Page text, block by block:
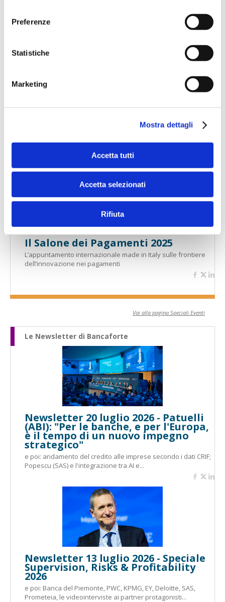
Preferenze
Statistiche
Marketing
Mostra dettagli
Accetta tutti
Accetta selezionati
Rifiuta
Banche per l'inclusione
Il Salone dei Pagamenti 2025
L’appuntamento internazionale made in Italy sulle frontiere
dell’innovazione nei pagamenti
Vai alla pagina Speciali Eventi
Le Newsletter di Bancaforte
Newsletter 20 luglio 2026 - Patuelli
(ABI): "Per le banche, e per l'Europa,
è il tempo di un nuovo impegno
strategico"
e poi: andamento del credito alle imprese secondo i dati CRIF;
Popescu (SAS) e l'integrazione tra AI e...
Newsletter 13 luglio 2026 - Speciale
Supervision, Risks & Profitability
2026
e poi: Banca del Piemonte, PWC, KPMG, EY, Deloitte, SAS,
Prometeia, le videointerviste ai partner protagonisti...